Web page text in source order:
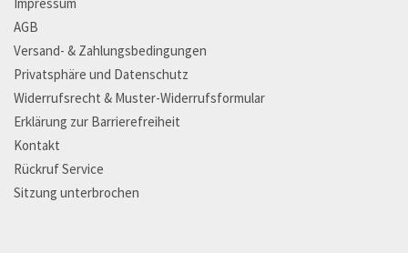
AGB
Versand- & Zahlungsbedingungen
Privatsphäre und Datenschutz
Widerrufsrecht & Muster-Widerrufsformular
Erklärung zur Barrierefreiheit
Kontakt
Rückruf Service
Sitzung unterbrochen